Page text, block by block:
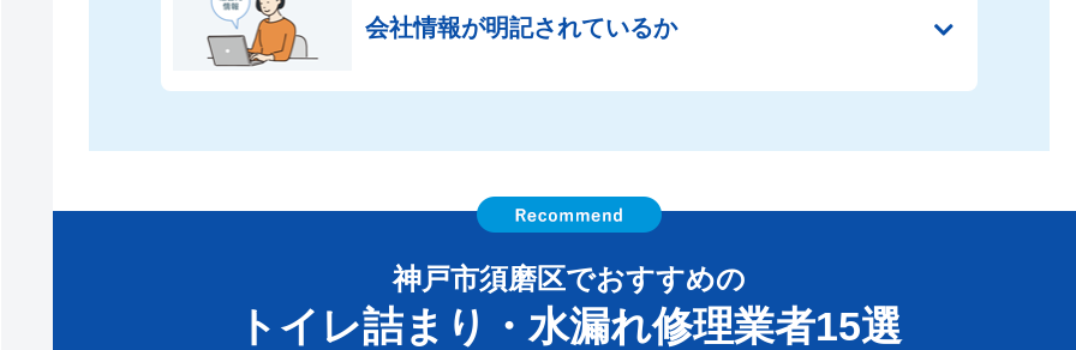
会社情報が明記されているか
神戸市須磨区でおすすめの
トイレ詰まり・水漏れ修理業者15選